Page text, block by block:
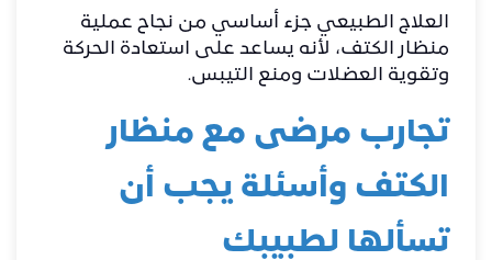
العلاج الطبيعي جزء أساسي من نجاح عملية
منظار الكتف، لأنه يساعد على استعادة الحركة
وتقوية العضلات ومنع التيبس.
تجارب مرضى مع منظار
الكتف وأسئلة يجب أن
تسألها لطبيبك